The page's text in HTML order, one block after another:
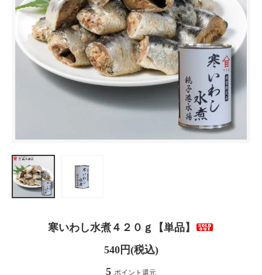
寒いわし水煮４２０ｇ【単品】
540円(税込)
5 ポイント還元